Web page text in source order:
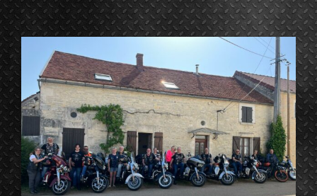
à
MONTMARTRE